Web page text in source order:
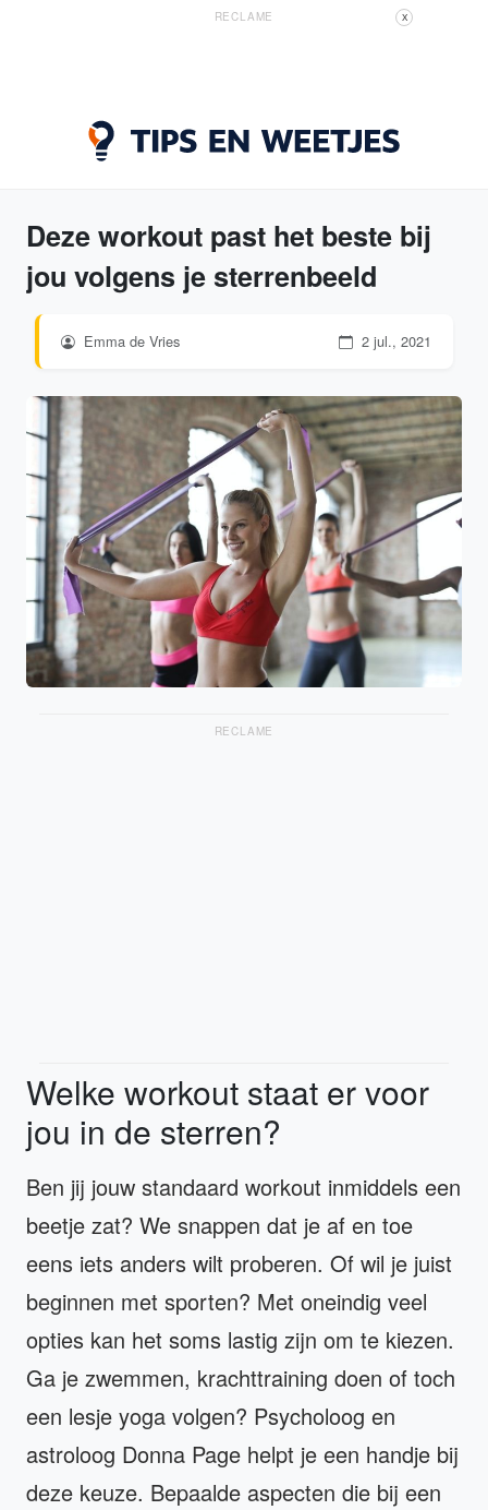
RECLAME X
Deze workout past het beste bij
jou volgens je sterrenbeeld
Emma de Vries 2 jul., 2021
RECLAME
Welke workout staat er voor
jou in de sterren?
Ben jij jouw standaard workout inmiddels een
beetje zat? We snappen dat je af en toe
eens iets anders wilt proberen. Of wil je juist
beginnen met sporten? Met oneindig veel
opties kan het soms lastig zijn om te kiezen.
Ga je zwemmen, krachttraining doen of toch
een lesje yoga volgen? Psycholoog en
astroloog Donna Page helpt je een handje bij
deze keuze. Bepaalde aspecten die bij een